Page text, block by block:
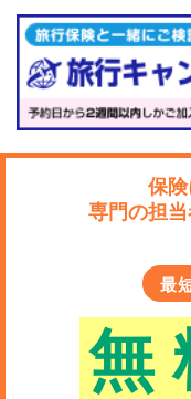
保
専門の担
最
無